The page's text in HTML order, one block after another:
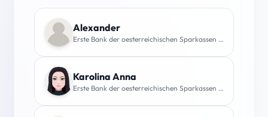
Alexander
Erste Bank der oesterreichischen Sparkassen (AG)
Karolina Anna
Erste Bank der oesterreichischen Sparkassen (AG)